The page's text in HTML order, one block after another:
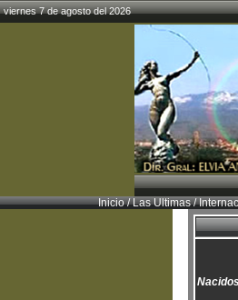
viernes 7 de agosto del 2026
Inicio/Las Ultimas/